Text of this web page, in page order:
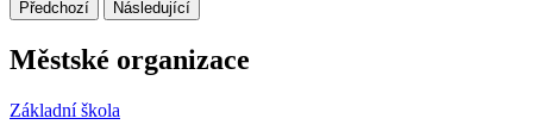
Předchozí Následující
Městské organizace
Základní škola